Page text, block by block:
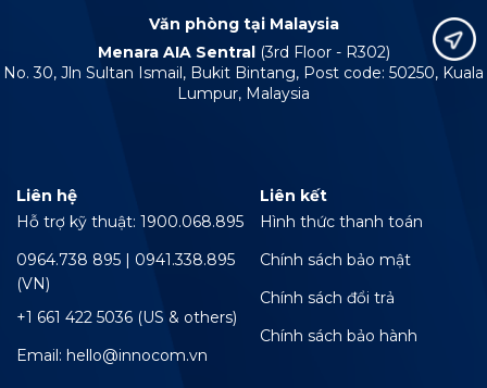
Văn phòng tại Malaysia
Menara AIA Sentral (3rd Floor - R302)
No. 30, Jln Sultan Ismail, Bukit Bintang, Post code: 50250, Kuala
Lumpur, Malaysia
Liên hệ
Hỗ trợ kỹ thuật: 1900.068.895
0964.738 895 | 0941.338.895
(VN)
+1 661 422 5036 (US & others)
Email: hello@innocom.vn
Liên kết
Hình thức thanh toán
Chính sách bảo mật
Chính sách đổi trả
Chính sách bảo hành